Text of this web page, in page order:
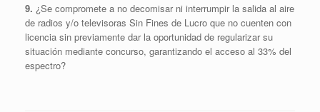
9. ¿Se compromete a no decomisar ni interrumpir la salida al aire
de radios y/o televisoras Sin Fines de Lucro que no cuenten con
licencia sin previamente dar la oportunidad de regularizar su
situación mediante concurso, garantizando el acceso al 33% del
espectro?